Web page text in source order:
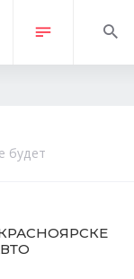
будет